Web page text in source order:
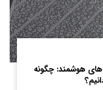
هوشمند: چگونه